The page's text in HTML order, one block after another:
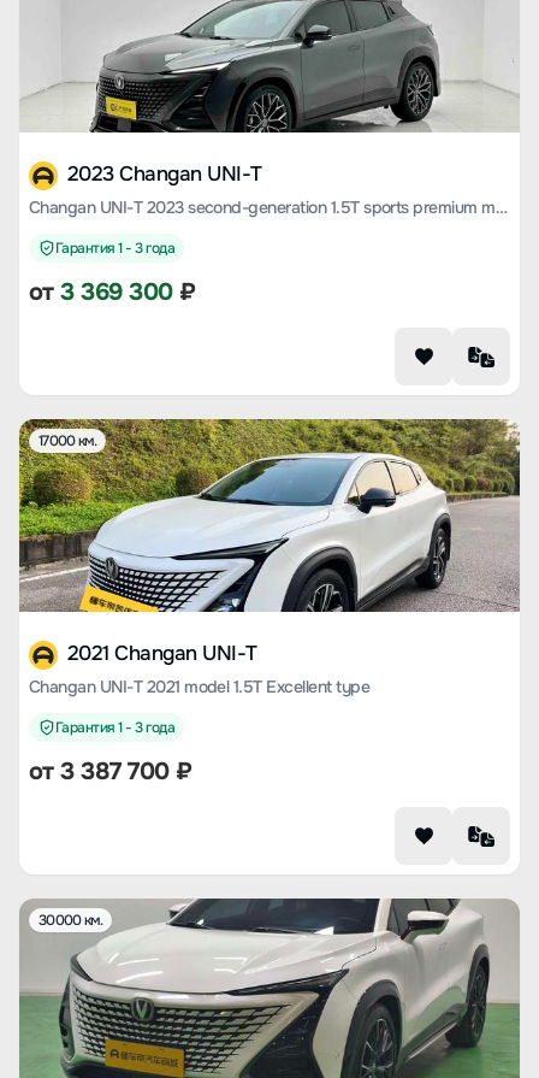
2023 Changan UNI-T
Changan UNI-T 2023 second-generation 1.5T sports premium model
Гарантия 1 - 3 года
от3 369 300₽
17000 км.
2021 Changan UNI-T
Changan UNI-T 2021 model 1.5T Excellent type
Гарантия 1 - 3 года
от3 387 700₽
30000 км.